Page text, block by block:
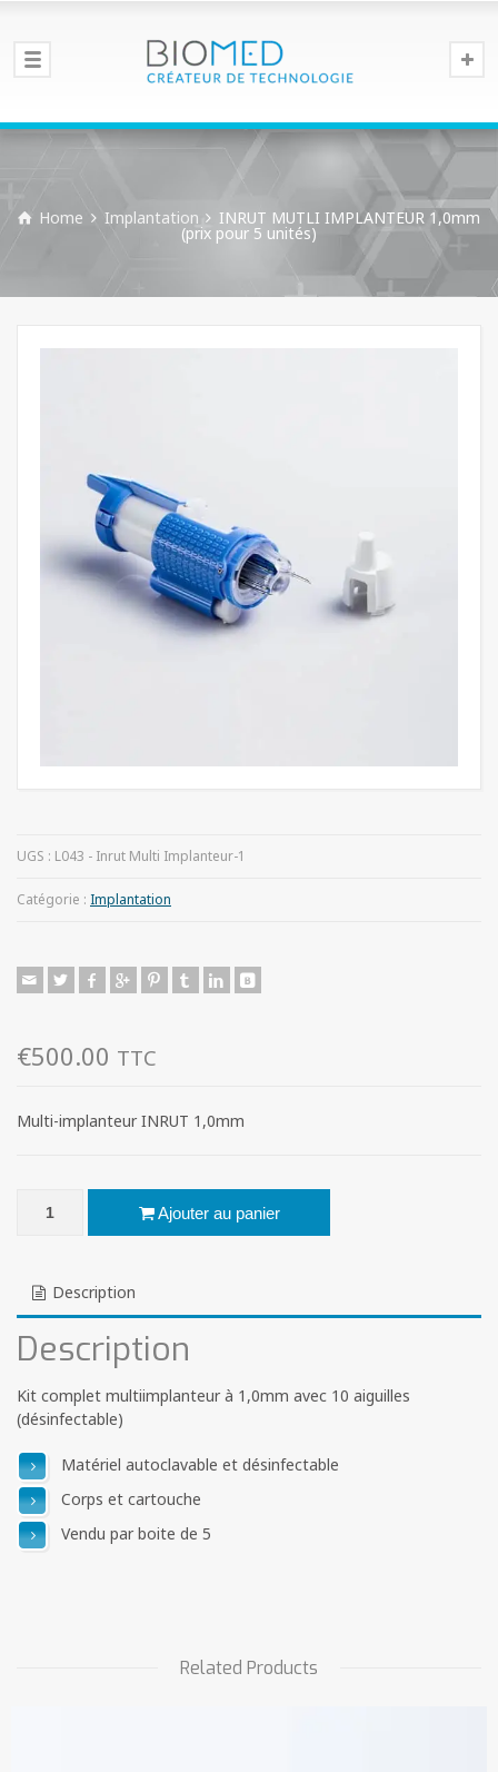
Home Implantation INRUT MUTLI IMPLANTEUR 1,0mm
(prix pour 5 unités)
UGS : L043 - Inrut Multi Implanteur-1
Catégorie : Implantation
€500.00 TTC
Multi-implanteur INRUT 1,0mm
quantité de INRUT MUTLI IMPLANTEUR 1,0mm (prix pour 5
Ajouter au panier
Description
Description
Kit complet multiimplanteur à 1,0mm avec 10 aiguilles
(désinfectable)
Matériel autoclavable et désinfectable
Corps et cartouche
Vendu par boite de 5
Related Products